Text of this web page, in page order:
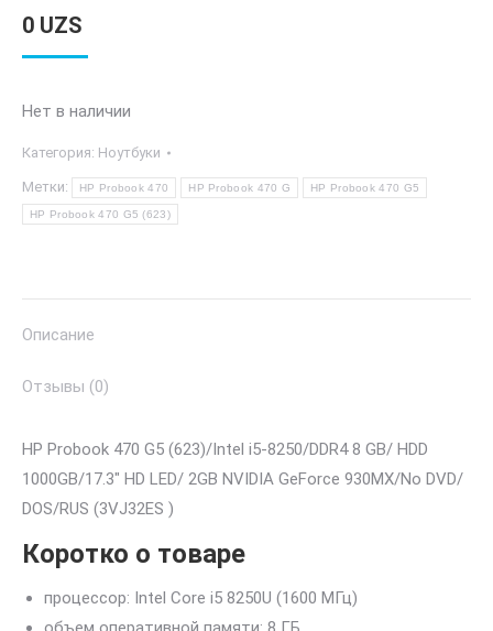
0 UZS
Нет в наличии
Категория: Ноутбуки
Метки: HP Probook 470 HP Probook 470 G HP Probook 470 G5
HP Probook 470 G5 (623)
Описание
Отзывы (0)
HP Probook 470 G5 (623)/Intel i5-8250/DDR4 8 GB/ HDD
1000GB/17.3″ HD LED/ 2GB NVIDIA GeForce 930MX/No DVD/
DOS/RUS (3VJ32ES )
Коротко о товаре
процессор: Intel Core i5 8250U (1600 МГц)